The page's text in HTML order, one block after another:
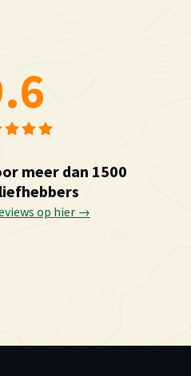
meer dan 1500
op hier →